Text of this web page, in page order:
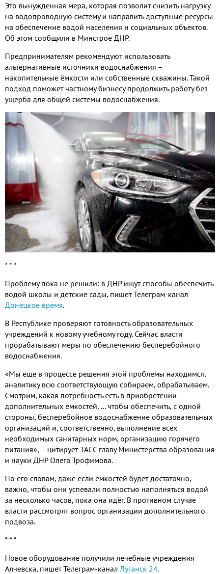
Это вынужденная мера, которая позволит снизить нагрузку
на водопроводную систему и направить доступные ресурсы
на обеспечение водой населения и социальных объектов.
Об этом сообщили в Минстрое ДНР.
Предпринимателям рекомендуют использовать
альтернативные источники водоснабжения –
накопительные ёмкости или собственные скважины. Такой
подход поможет частному бизнесу продолжить работу без
ущерба для общей системы водоснабжения.
* * *
Проблему пока не решили: в ДНР ищут способы обеспечить
водой школы и детские сады, пишет Телеграм-канал
Донецкое время.
В Республике проверяют готовность образовательных
учреждений к новому учебному году. Сейчас власти
прорабатывают меры по обеспечению бесперебойного
водоснабжения.
«Мы еще в процессе решения этой проблемы находимся,
аналитику всю соответствующую собираем, обрабатываем.
Смотрим, какая потребность есть в приобретении
дополнительных ёмкостей, ... чтобы обеспечить, с одной
стороны, бесперебойное водоснабжение образовательных
организаций и, соответственно, выполнение всех
необходимых санитарных норм, организацию горячего
питания», – цитирует ТАСС главу Министерства образования
и науки ДНР Олега Трофимова.
По его словам, даже если ёмкостей будет достаточно,
важно, чтобы они успевали полностью наполняться водой
за несколько часов, пока она идёт. В противном случае
власти рассмотрят вопрос организации дополнительного
подвоза.
* * *
Новое оборудование получили лечебные учреждения
Алчевска, пишет Телеграм-канал Луганск 24.